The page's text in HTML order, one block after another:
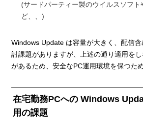
(サードパーティー製のウイルスソフト
ど、、)
Windows Update は容量が大きく、配信
討課題がありますが、上述の通り適用を
があるため、安全なPC運用環境を保つた
在宅勤務PCへの Windows
用の課題